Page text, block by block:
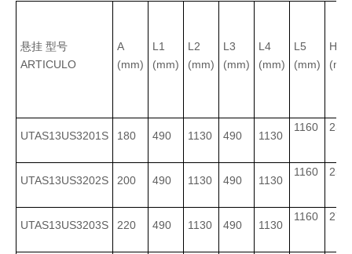
悬挂 型号
ARTICULO
A
(mm)
L1
(mm)
L2
(mm)
L3
(mm)
L4
(mm)
L5
(mm)
H
UTAS13US3201S 180 490 1130 490 1130
1160 235
UTAS13US3202S 200 490 1130 490 1130
1160 255
UTAS13US3203S 220 490 1130 490 1130
1160 275